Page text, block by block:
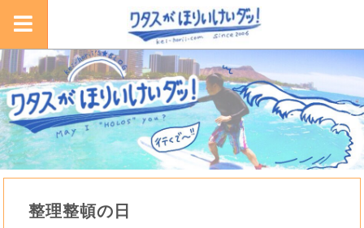
整理整頓の日